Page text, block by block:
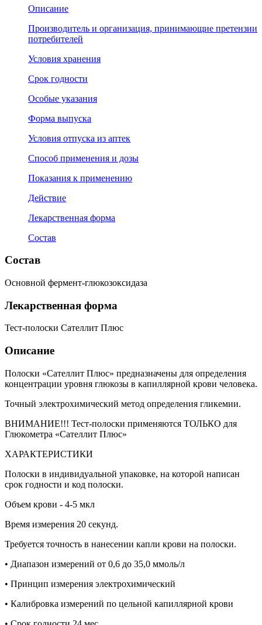
Описание
Производитель и организация, принимающие претензии
потребителей
Условия хранения
Срок годности
Особые указания
Форма выпуска
Условия отпуска из аптек
Способ применения и дозы
Показания к применению
Действие
Лекарственная форма
Состав
Состав
Основной фермент-глюкозоксидаза
Лекарственная форма
Тест-полоски Сателлит Плюс
Описание
Полоски «Сателлит Плюс» предназначены для определения
концентрации уровня глюкозы в капиллярной крови человека.
Точный электрохимический метод определения гликемии.
ВНИМАНИЕ!!! Тест-полоски применяются ТОЛЬКО для
Глюкометра «Сателлит Плюс»
ХАРАКТЕРИСТИКИ
Полоски в индивидуальной упаковке, на которой написан
срок годности и код полоски.
Объем крови - 4-5 мкл
Время измерения 20 секунд.
Требуется точность в нанесении капли крови на полоски.
• Диапазон измерений от 0,6 до 35,0 ммоль/л
• Принцип измерения электрохимический
• Калибровка измерений по цельной капиллярной крови